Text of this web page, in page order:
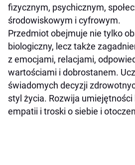
fizycznym, psychicznym,
środowiskowym i cyfrowym.
Przedmiot obejmuje nie tylko
biologiczny, lecz także
z emocjami, relacjami,
wartościami i dobrostanem.
świadomych decyzji
styl życia. Rozwija umiejętności
empatii i troski o siebie i